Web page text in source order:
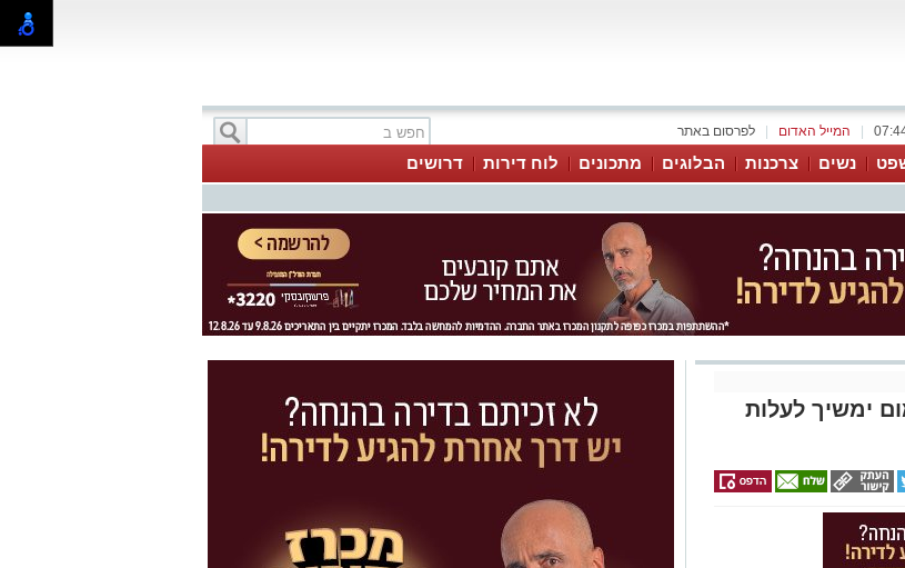
לפרסום באתר המייל האדום
נשים צרכנות הבלוגים מתכונים לוח דירות דרושים
ימשיך לעלות